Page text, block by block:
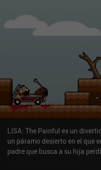
LISA: The Painful es un
un páramo desierto en el que
padre que busca a su hija